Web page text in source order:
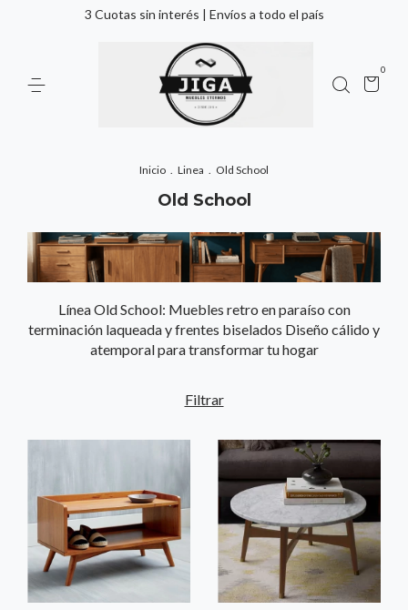
3 Cuotas sin interés | Envíos a todo el país
0
Inicio . Linea . Old School
Old School
Línea Old School: Muebles retro en paraíso con
terminación laqueada y frentes biselados Diseño cálido y
atemporal para transformar tu hogar
Filtrar